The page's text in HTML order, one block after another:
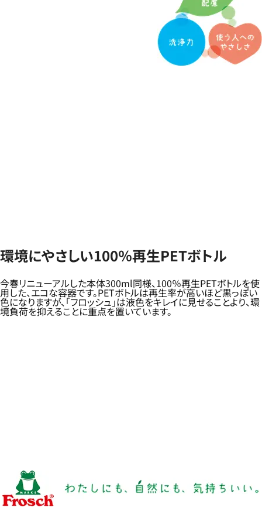
環境にやさしい100％再生PETボトル
今春リニューアルした本体300ml同様、100％再生PETボトルを使
用した、エコな容器です。PETボトルは再生率が高いほど黒っぽい
色になりますが、「フロッシュ」は液色をキレイに見せることより、環
境負荷を抑えることに重点を置いています。